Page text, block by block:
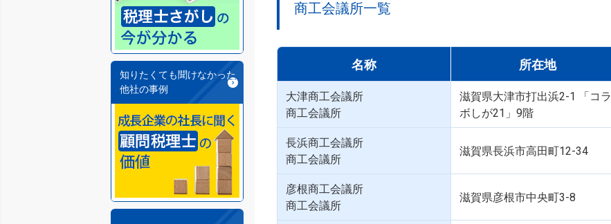
知りたくても聞けなかった
他社の事例
商工会議所一覧
名称 所在地
大津商工会議所
商工会議所
滋賀県大津市打出浜2-1 「コラ
ボしが21」9階
長浜商工会議所
商工会議所
滋賀県長浜市高田町12-34
彦根商工会議所
商工会議所
滋賀県彦根市中央町3-8